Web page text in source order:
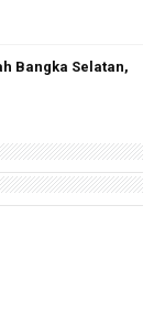
Bangka Selatan,